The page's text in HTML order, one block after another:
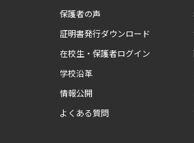
保護者の声
証明書発行ダウンロード
在校生・保護者ログイン
学校沿革
情報公開
よくある質問